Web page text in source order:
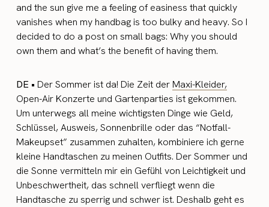
and the sun give me a feeling of easiness that quickly
vanishes when my handbag is too bulky and heavy. So I
decided to do a post on small bags: Why you should
own them and what’s the benefit of having them.
DE •Der Sommer ist da! Die Zeit derMaxi-Kleider,
Open-Air Konzerte und Gartenparties ist gekommen.
Um unterwegs all meine wichtigsten Dinge wie Geld,
Schlüssel, Ausweis, Sonnenbrille oder das “Notfall-
Makeupset” zusammen zuhalten, kombiniere ich gerne
kleine Handtaschen zu meinen Outfits. Der Sommer und
die Sonne vermitteln mir ein Gefühl von Leichtigkeit und
Unbeschwertheit, das schnell verfliegt wenn die
Handtasche zu sperrig und schwer ist. Deshalb geht es